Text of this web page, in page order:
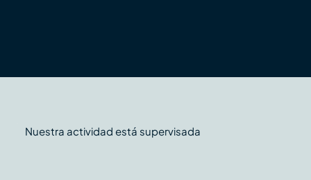
Nuestra actividad está supervisada